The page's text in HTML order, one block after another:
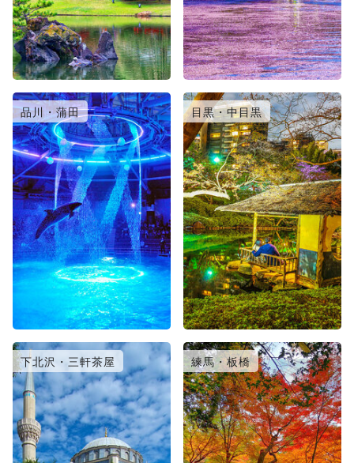
品川・蒲田 目黒・中目黒
下北沢・三軒茶屋 練馬・板橋